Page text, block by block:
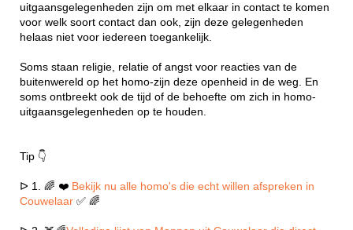
uitgaansgelegenheden zijn om met elkaar in contact te komen
voor welk soort contact dan ook, zijn deze gelegenheden
helaas niet voor iedereen toegankelijk.
Soms staan religie, relatie of angst voor reacties van de
buitenwereld op het homo-zijn deze openheid in de weg. En
soms ontbreekt ook de tijd of de behoefte om zich in homo-
uitgaansgelegenheden op te houden.
Tip 👇
ᐅ 1. 🌈 ❤️ Bekijk nu alle homo's die echt willen afspreken in
Couwelaar ✅ 🌈